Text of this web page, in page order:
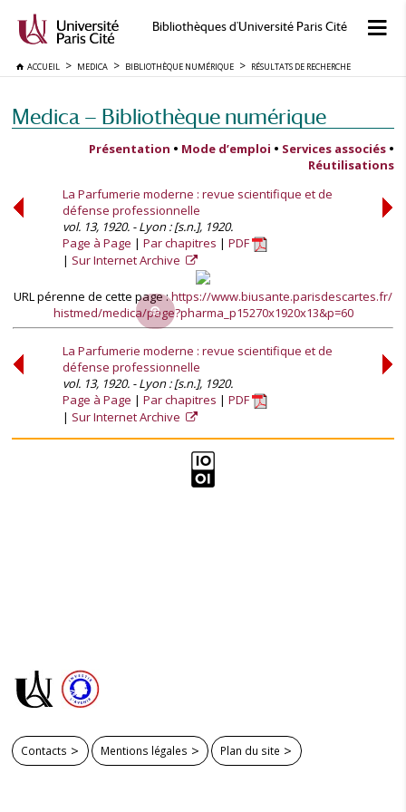
Bibliothèques d'Université Paris Cité
ACCUEIL MEDICA BIBLIOTHÈQUE NUMÉRIQUE RÉSULTATS DE RECHERCHE
Medica — Bibliothèque numérique
Présentation • Mode d’emploi • Services associés •
Réutilisations
La Parfumerie moderne : revue scientifique et de
défense professionnelle
vol. 13, 1920. - Lyon : [s.n.], 1920.
Page à Page
Par chapitres
PDF
Sur Internet Archive
URL pérenne de cette page :https://www.biusante.parisdescartes.fr/
histmed/medica/page?pharma_p15270x1920x13&p=60
La Parfumerie moderne : revue scientifique et de
défense professionnelle
vol. 13, 1920. - Lyon : [s.n.], 1920.
Page à Page
Par chapitres
PDF
Sur Internet Archive
Contacts Mentions légales Plan du site